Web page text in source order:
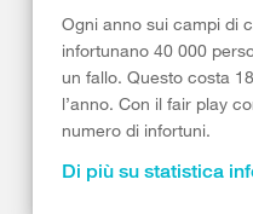
Ogni anno sui campi di
infortunano 40 000
un fallo. Questo costa
l’anno. Con il fair play
numero di infortuni.
Di più su statistica